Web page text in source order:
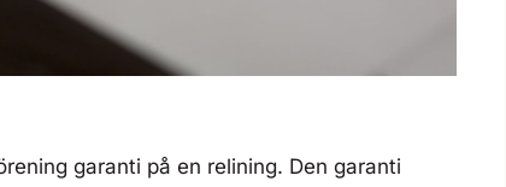
garanti på en relining. Den garanti